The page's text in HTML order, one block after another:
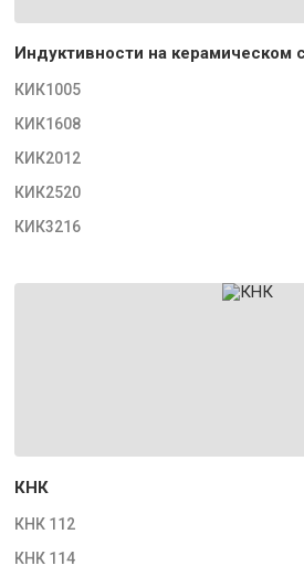
Индуктивности на керамическом
КИК1005
КИК1608
КИК2012
КИК2520
КИК3216
КНК
КНК 112
КНК 114